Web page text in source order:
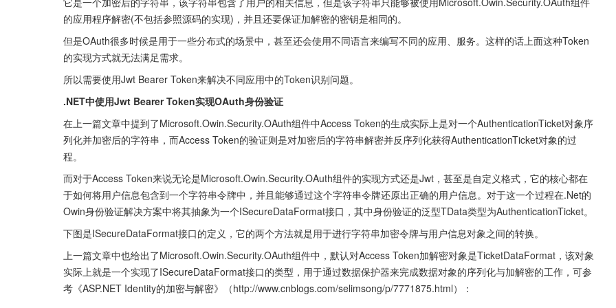
的应用程序解密(不包括参照源码的实现)，并且还要保证加解密的密钥是相同的。
但是OAuth很多时候是用于一些分布式的场景中，甚至还会使用不同语言来编写不同的应用、服务。这样的话上面这种Token
的实现方式就无法满足需求。
所以需要使用Jwt Bearer Token来解决不同应用中的Token识别问题。
.NET中使用Jwt Bearer Token实现OAuth身份验证
在上一篇文章中提到了Microsoft.Owin.Security.OAuth组件中Access Token的生成实际上是对一个AuthenticationTicket对象序
列化并加密后的字符串，而Access Token的验证则是对加密后的字符串解密并反序列化获得AuthenticationTicket对象的过
程。
而对于Access Token来说无论是Microsoft.Owin.Security.OAuth组件的实现方式还是Jwt，甚至是自定义格式，它的核心都在
于如何将用户信息包含到一个字符串令牌中，并且能够通过这个字符串令牌还原出正确的用户信息。对于这一个过程在.Net的
Owin身份验证解决方案中将其抽象为一个ISecureDataFormat接口，其中身份验证的泛型TData类型为AuthenticationTicket。
下图是ISecureDataFormat接口的定义，它的两个方法就是用于进行字符串加密令牌与用户信息对象之间的转换。
上一篇文章中也给出了Microsoft.Owin.Security.OAuth组件中，默认对Access Token加解密对象是TicketDataFormat，该对象
实际上就是一个实现了ISecureDataFormat接口的类型，用于通过数据保护器来完成数据对象的序列化与加解密的工作，可参
考《ASP.NET Identity的加密与解密》（http://www.cnblogs.com/selimsong/p/7771875.html）：